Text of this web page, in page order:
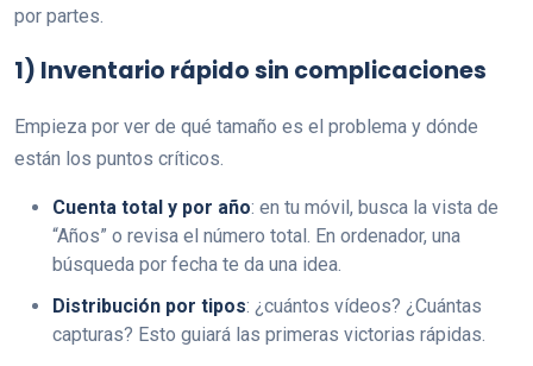
por partes.
1) Inventario rápido sin complicaciones
Empieza por ver de qué tamaño es el problema y dónde
están los puntos críticos.
Cuenta total y por año: en tu móvil, busca la vista de
“Años” o revisa el número total. En ordenador, una
búsqueda por fecha te da una idea.
Distribución por tipos: ¿cuántos vídeos? ¿Cuántas
capturas? Esto guiará las primeras victorias rápidas.